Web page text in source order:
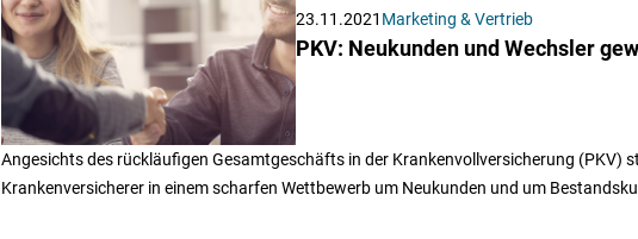
23.11.2021 Marketing & Vertrieb
PKV: Neukunden und Wechsler
Angesichts des rückläufigen Gesamtgeschäfts in der Krankenvollversicherung (PKV)
Krankenversicherer in einem scharfen Wettbewerb um Neukunden und um